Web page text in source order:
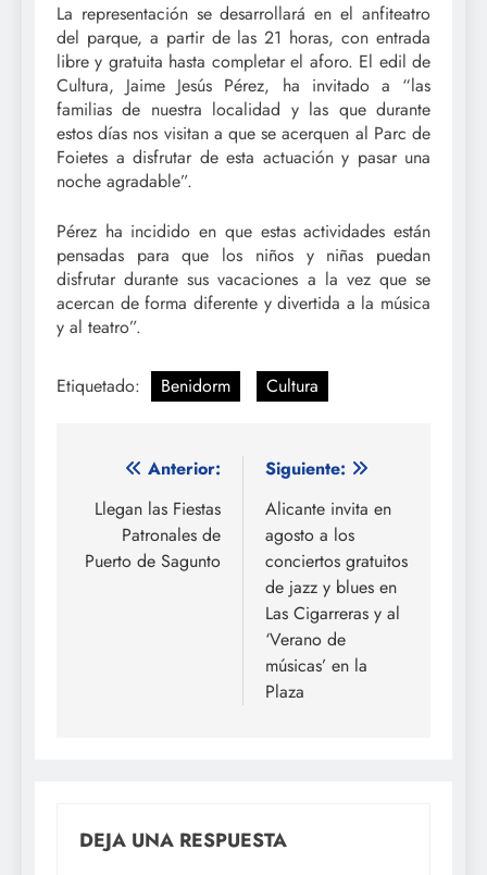
La representación se desarrollará en el anfiteatro
del parque, a partir de las 21 horas, con entrada
libre y gratuita hasta completar el aforo. El edil de
Cultura, Jaime Jesús Pérez, ha invitado a “las
familias de nuestra localidad y las que durante
estos días nos visitan a que se acerquen al Parc de
Foietes a disfrutar de esta actuación y pasar una
noche agradable”.
Pérez ha incidido en que estas actividades están
pensadas para que los niños y niñas puedan
disfrutar durante sus vacaciones a la vez que se
acercan de forma diferente y divertida a la música
y al teatro”.
Etiquetado: Benidorm Cultura
Navegación
de
entradas
Anterior:
Llegan las Fiestas
Patronales de
Puerto de Sagunto
Siguiente:
Alicante invita en
agosto a los
conciertos gratuitos
de jazz y blues en
Las Cigarreras y al
‘Verano de
músicas’ en la
Plaza
DEJA UNA RESPUESTA